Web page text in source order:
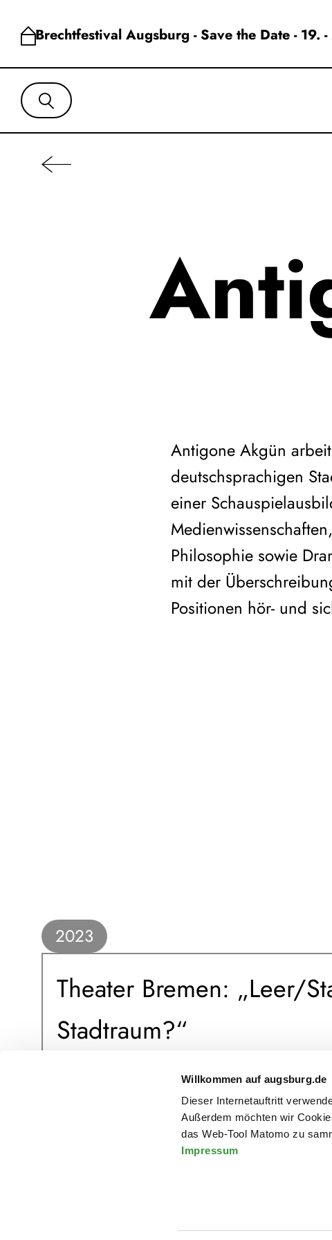
Willkommen auf augsburg.de
Dieser Internetauftritt
Außerdem möchten wir
das Web-Tool Matomo zu
Impressum
Brechtfestival Augsburg - Save the Date - 19.
Antigone Akgün
deutschsprachigen
einer
Philosophie sowie
mit der
Positionen hör- und
2023
Theater Bremen: „Leer/
Stadtraum?“
BRECHTMASCHINE